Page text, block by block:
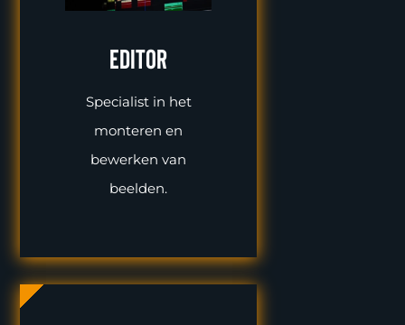
editor
Specialist in het
monteren en
bewerken van
beelden.